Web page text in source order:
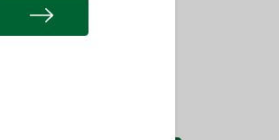
Granlund Oy
NIMITYKSET